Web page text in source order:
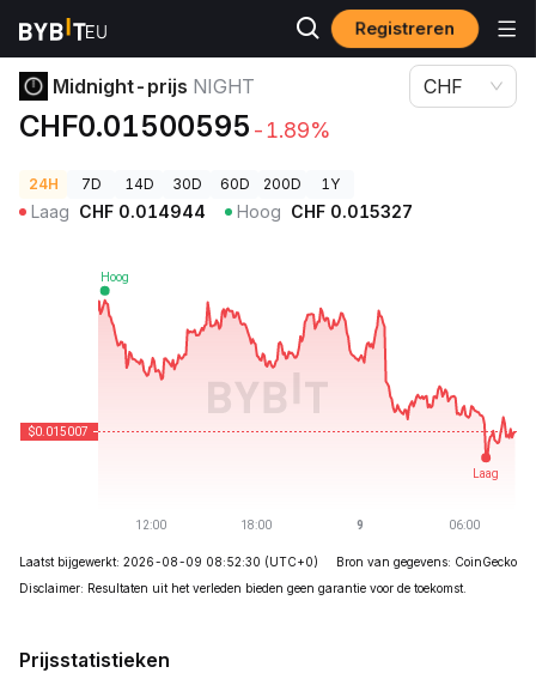
Registreren
Cryptoprijzen
Midnight-prijs NIGHT
CHF0.01500595 -1.89%
CHF
24H 7D 14D 30D 60D 200D 1Y
Laag CHF 0.014944 Hoog CHF 0.015327
Laatst bijgewerkt: 2026-08-09 08:52:30 (UTC+0)
Bron van gegevens: CoinGecko
Disclaimer: Resultaten uit het verleden bieden geen garantie voor de toekomst.
Prijsstatistieken